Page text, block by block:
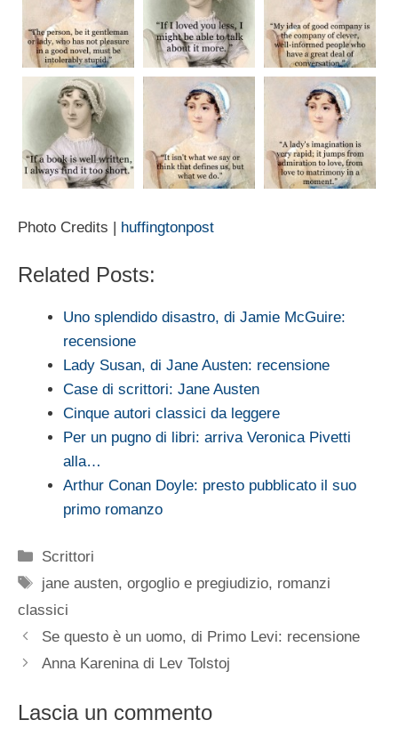
Photo Credits | huffingtonpost
Related Posts:
Uno splendido disastro, di Jamie McGuire:
recensione
Lady Susan, di Jane Austen: recensione
Case di scrittori: Jane Austen
Cinque autori classici da leggere
Per un pugno di libri: arriva Veronica Pivetti
alla…
Arthur Conan Doyle: presto pubblicato il suo
primo romanzo
Categorie
Scrittori
Tag
jane austen,orgoglio e pregiudizio, romanzi
classici
Se questo è un uomo, di Primo Levi: recensione
Anna Karenina di Lev Tolstoj
Lascia un commento